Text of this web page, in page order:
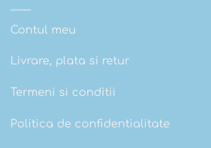
Contul meu
Livrare, plata si retur
Termeni si conditii
Politica de confidentialitate